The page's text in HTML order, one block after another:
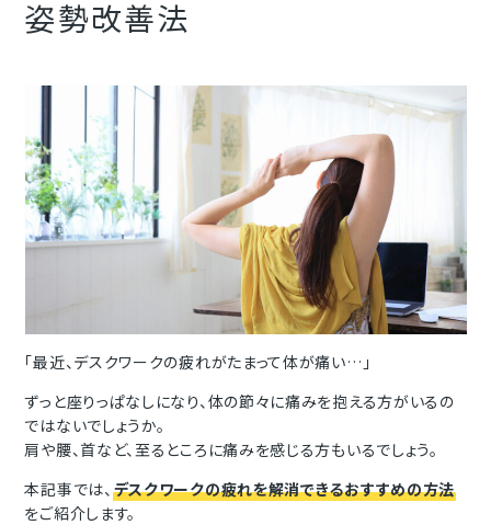
姿勢改善法
「最近、デスクワークの疲れがたまって体が痛い…」
ずっと座りっぱなしになり、体の節々に痛みを抱える方がいるの
ではないでしょうか。
肩や腰、首など、至るところに痛みを感じる方もいるでしょう。
本記事では、デスクワークの疲れを解消できるおすすめの方法
をご紹介します。